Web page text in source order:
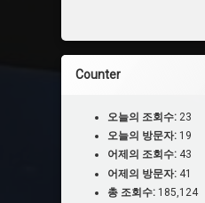
Counter
오늘의 조회수: 23
오늘의 방문자: 19
어제의 조회수: 43
어제의 방문자: 41
총 조회수: 185,124